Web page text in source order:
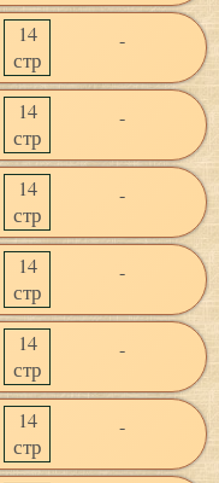
14
стр
-
14
стр
-
14
стр
-
14
стр
-
14
стр
-
14
стр
-